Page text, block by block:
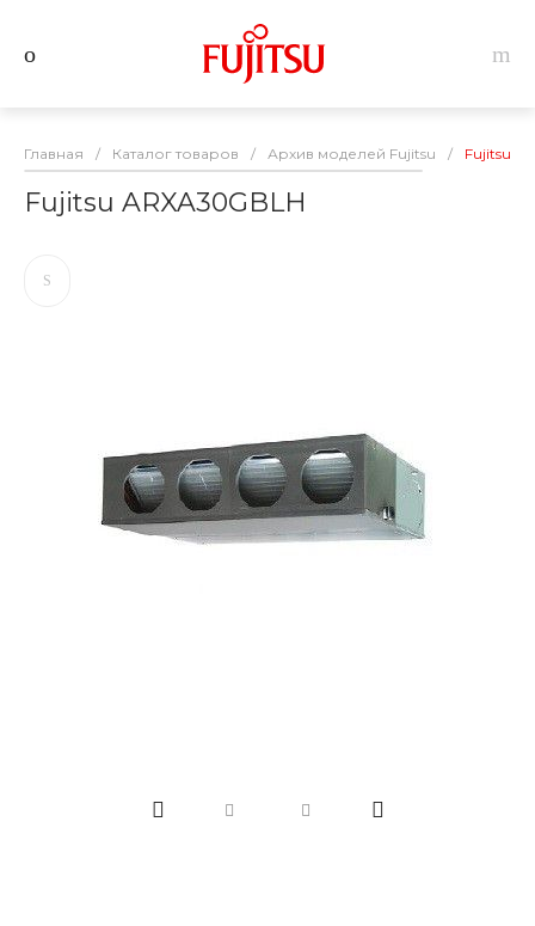
Главная / Каталог товаров / Архив моделей Fujitsu / Fujitsu
Fujitsu ARXA30GBLH